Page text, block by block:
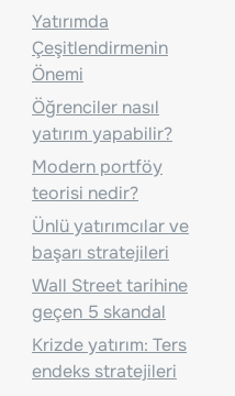
Yatırımda
Çeşitlendirmenin
Önemi
Öğrenciler nasıl
yatırım yapabilir?
Modern portföy
teorisi nedir?
Ünlü yatırımcılar ve
başarı stratejileri
Wall Street tarihine
geçen 5 skandal
Krizde yatırım: Ters
endeks stratejileri